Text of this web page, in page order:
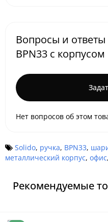
Вопросы и ответы
BPN33 с
Нет вопросов об этом
Solido, ручка, BPN33,
металлический корпус, офис,
Рекомендуемые